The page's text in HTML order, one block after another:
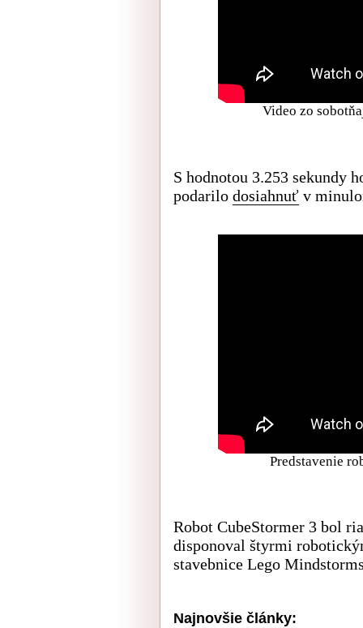
Video zo
S hodnotou 3.253 sekundy
podarilo dosiahnuť v
Predstavenie
Robot CubeStormer 3 bol
disponoval štyrmi
stavebnice Lego
Najnovšie články: